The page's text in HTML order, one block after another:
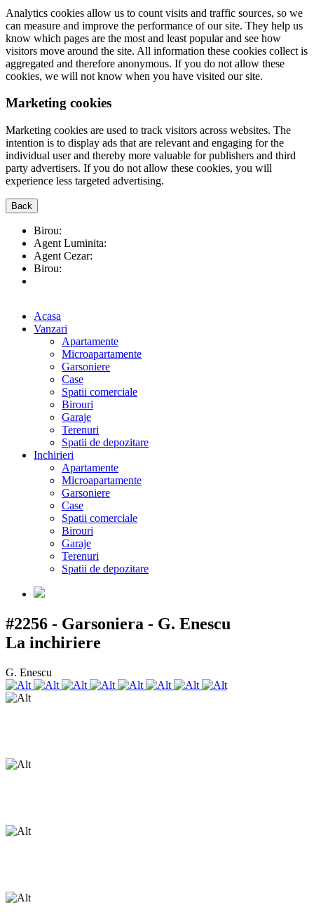
Analytics cookies allow us to count visits and traffic sources, so we
can measure and improve the performance of our site. They help us
know which pages are the most and least popular and see how
visitors move around the site. All information these cookies collect is
aggregated and therefore anonymous. If you do not allow these
cookies, we will not know when you have visited our site.
Marketing cookies
Marketing cookies are used to track visitors across websites. The
intention is to display ads that are relevant and engaging for the
individual user and thereby more valuable for publishers and third
party advertisers. If you do not allow these cookies, you will
experience less targeted advertising.
Back
Birou:
Agent Luminita:
Agent Cezar:
Birou:
Acasa
Vanzari
Apartamente
Microapartamente
Garsoniere
Case
Spatii comerciale
Birouri
Garaje
Terenuri
Spatii de depozitare
Inchirieri
Apartamente
Microapartamente
Garsoniere
Case
Spatii comerciale
Birouri
Garaje
Terenuri
Spatii de depozitare
#2256 - Garsoniera - G. Enescu
La inchiriere
G. Enescu